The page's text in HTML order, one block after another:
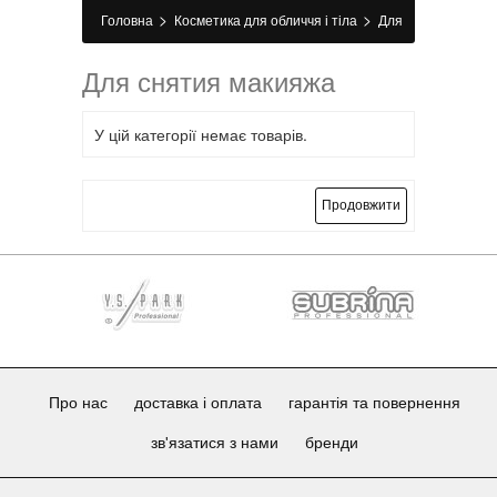
Головна > Косметика для обличчя і тіла > Для
Для снятия макияжа
У цій категорії немає товарів.
Продовжити
Про нас доставка і оплата гарантія та повернення
зв'язатися з нами бренди